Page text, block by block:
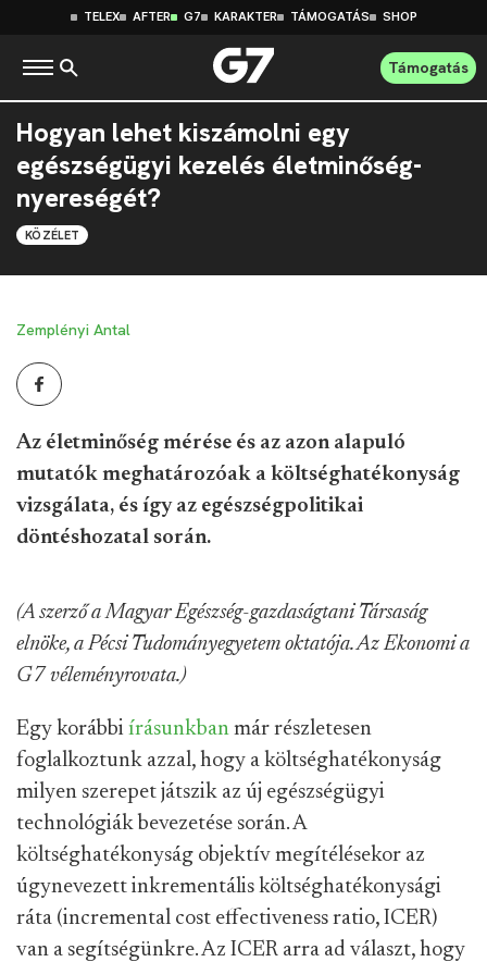
TELEX AFTER G7 KARAKTER TÁMOGATÁS SHOP
Támogatás
Hogyan lehet kiszámolni egy
egészségügyi kezelés életminőség-
nyereségét?
KÖZÉLET
Zemplényi Antal
Az életminőség mérése és az azon alapuló
mutatók meghatározóak a költséghatékonyság
vizsgálata, és így az egészségpolitikai
döntéshozatal során.
(A szerző a Magyar Egészség-gazdaságtani Társaság
elnöke, a Pécsi Tudományegyetem oktatója. Az Ekonomi a
G7 véleményrovata.)
Egy korábbi írásunkban már részletesen
foglalkoztunk azzal, hogy a költséghatékonyság
milyen szerepet játszik az új egészségügyi
technológiák bevezetése során. A
költséghatékonyság objektív megítélésekor az
úgynevezett inkrementális költséghatékonysági
ráta (incremental cost effectiveness ratio, ICER)
van a segítségünkre. Az ICER arra ad választ, hogy